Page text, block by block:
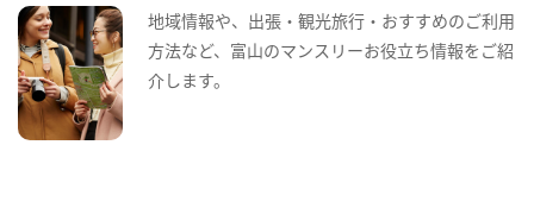
地域情報や、出張・観光旅行・おすすめのご利用
方法など、富山のマンスリーお役立ち情報をご紹
介します。